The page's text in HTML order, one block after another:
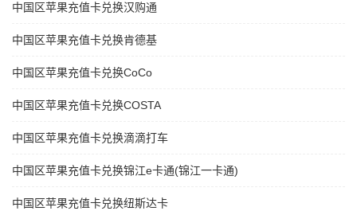
中国区苹果充值卡兑换汉购通
中国区苹果充值卡兑换肯德基
中国区苹果充值卡兑换CoCo
中国区苹果充值卡兑换COSTA
中国区苹果充值卡兑换滴滴打车
中国区苹果充值卡兑换锦江e卡通(锦江一卡通)
中国区苹果充值卡兑换纽斯达卡